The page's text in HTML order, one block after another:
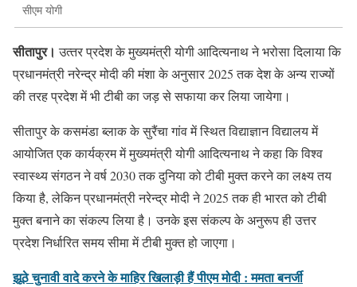
सीएम योगी
सीतापुर। उत्‍तर प्रदेश के मुख्यमंत्री योगी आदित्यनाथ ने भरोसा दिलाया कि
प्रधानमंत्री नरेन्द्र मोदी की मंशा के अनुसार 2025 तक देश के अन्य राज्यों
की तरह प्रदेश में भी टीबी का जड़ से सफाया कर लिया जायेगा।
सीतापुर के कसमंडा ब्लाक के सुरैंचा गांव में स्थित विद्याज्ञान विद्यालय में
आयोजित एक कार्यक्रम में मुख्यमंत्री योगी आदित्यनाथ ने कहा कि विश्व
स्वास्थ्य संगठन ने वर्ष 2030 तक दुनिया को टीबी मुक्त करने का लक्ष्य तय
किया है, लेकिन प्रधानमंत्री नरेन्‍द्र मोदी ने 2025 तक ही भारत को टीबी
मुक्त बनाने का संकल्प लिया है। उनके इस संकल्‍प के अनुरूप ही उत्तर
प्रदेश निर्धारित समय सीमा में टीबी मुक्त हो जाएगा।
झूठे चुनावी वादे करने के माहिर खिलाड़ी हैं पीएम मोदी : ममता बनर्जी